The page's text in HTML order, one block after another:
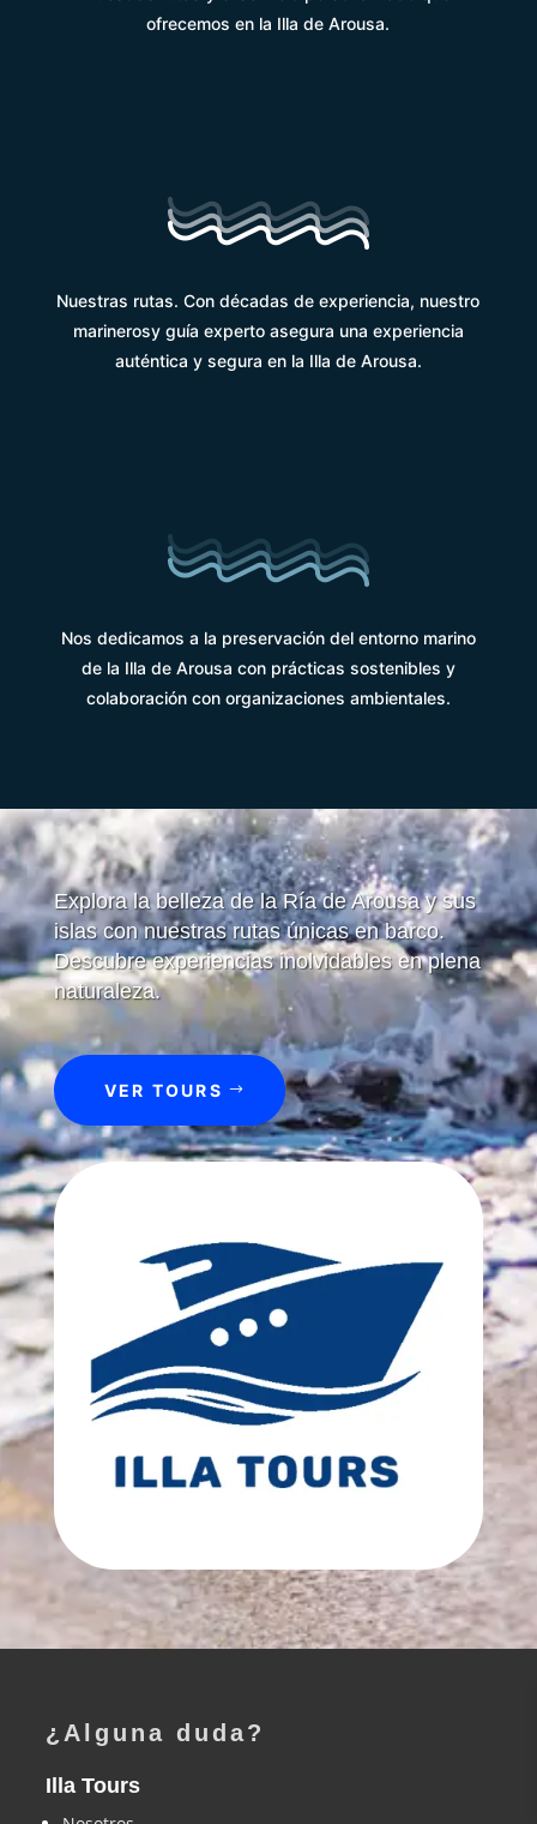
ofrecemos en la Illa de Arousa.
Nuestras rutas. Con décadas de experiencia, nuestro
marinerosy guía experto asegura una experiencia
auténtica y segura en la Illa de Arousa.
Nos dedicamos a la preservación del entorno marino
de la Illa de Arousa con prácticas sostenibles y
colaboración con organizaciones ambientales.
Explora la belleza de la Ría de Arousa y sus
islas con nuestras rutas únicas en barco.
Descubre experiencias inolvidables en plena
naturaleza.
VER TOURS
¿Alguna duda?
Illa Tours